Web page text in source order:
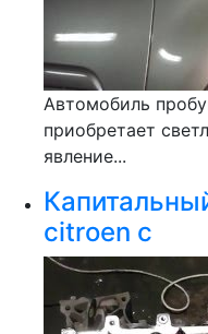
Автомобиль
приобретает
явление...
citroen c